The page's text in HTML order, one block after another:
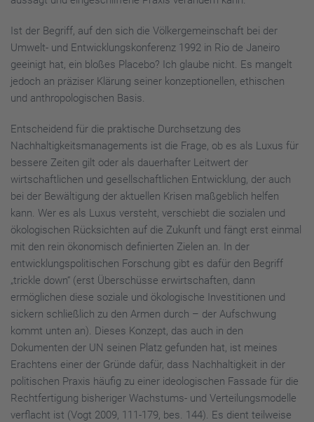
Ist der Begriff, auf den sich die Völkergemeinschaft bei der
Umwelt- und Entwicklungskonferenz 1992 in Rio de Janeiro
geeinigt hat, ein bloßes Placebo? Ich glaube nicht. Es mangelt
jedoch an präziser Klärung seiner konzeptionellen, ethischen
und anthropologischen Basis.
Entscheidend für die praktische Durchsetzung des
Nachhaltigkeitsmanagements ist die Frage, ob es als Luxus für
bessere Zeiten gilt oder als dauerhafter Leitwert der
wirtschaftlichen und gesellschaftlichen Entwicklung, der auch
bei der Bewältigung der aktuellen Krisen maßgeblich helfen
kann. Wer es als Luxus versteht, verschiebt die sozialen und
ökologischen Rücksichten auf die Zukunft und fängt erst einmal
mit den rein ökonomisch definierten Zielen an. In der
entwicklungspolitischen Forschung gibt es dafür den Begriff
„trickle down“ (erst Überschüsse erwirtschaften, dann
ermöglichen diese soziale und ökologische Investitionen und
sickern schließlich zu den Armen durch – der Aufschwung
kommt unten an). Dieses Konzept, das auch in den
Dokumenten der UN seinen Platz gefunden hat, ist meines
Erachtens einer der Gründe dafür, dass Nachhaltigkeit in der
politischen Praxis häufig zu einer ideologischen Fassade für die
Rechtfertigung bisheriger Wachstums- und Verteilungsmodelle
verflacht ist (Vogt 2009, 111-179, bes. 144). Es dient teilweise